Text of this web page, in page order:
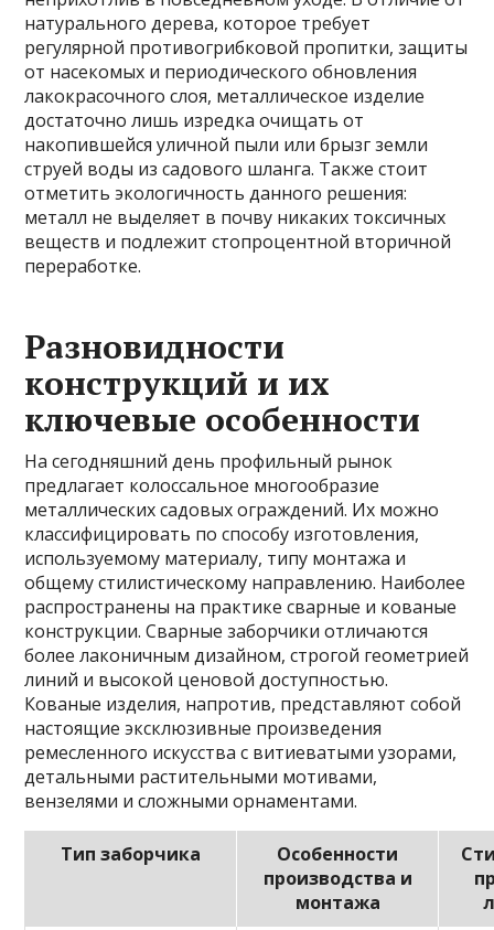
натурального дерева, которое требует
регулярной противогрибковой пропитки, защиты
от насекомых и периодического обновления
лакокрасочного слоя, металлическое изделие
достаточно лишь изредка очищать от
накопившейся уличной пыли или брызг земли
струей воды из садового шланга. Также стоит
отметить экологичность данного решения:
металл не выделяет в почву никаких токсичных
веществ и подлежит стопроцентной вторичной
переработке.
Разновидности
конструкций и их
ключевые особенности
На сегодняшний день профильный рынок
предлагает колоссальное многообразие
металлических садовых ограждений. Их можно
классифицировать по способу изготовления,
используемому материалу, типу монтажа и
общему стилистическому направлению. Наиболее
распространены на практике сварные и кованые
конструкции. Сварные заборчики отличаются
более лаконичным дизайном, строгой геометрией
линий и высокой ценовой доступностью.
Кованые изделия, напротив, представляют собой
настоящие эксклюзивные произведения
ремесленного искусства с витиеватыми узорами,
детальными растительными мотивами,
вензелями и сложными орнаментами.
Тип заборчика
Особенности
производства и
монтажа